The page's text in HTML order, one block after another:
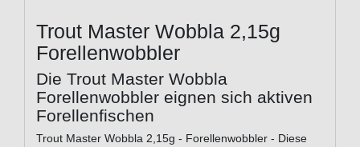
Trout Master Wobbla 2,15g
Forellenwobbler
Die Trout Master Wobbla
Forellenwobbler eignen sich aktiven
Forellenfischen
Trout Master Wobbla 2,15g - Forellenwobbler - Diese